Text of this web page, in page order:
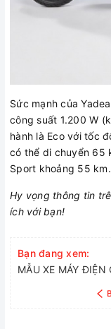
Sức mạnh của
công suất 1.200 W
hành là Eco với tốc
có thể di chuyển 65
Sport khoảng 55
Hy vọng thông tin
ích với bạn!
Bạn đang xem:
MẪU XE MÁY ĐIỆN